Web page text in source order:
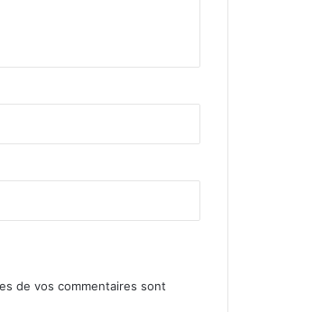
de vos commentaires sont